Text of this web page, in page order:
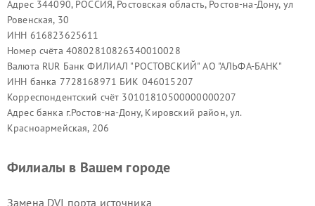
Адрес 344090, РОССИЯ, Ростовская область, Ростов-на-Дону, ул
Ровенская, 30
ИНН 616823625611
Номер счёта 40802810826340010028
Валюта RUR Банк ФИЛИАЛ "РОСТОВСКИЙ" АО "АЛЬФА-БАНК"
ИНН банка 7728168971 БИК 046015207
Корреспондентский счёт 30101810500000000207
Адрес банка г.Ростов-на-Дону, Кировский район, ул.
Красноармейская, 206
Филиалы в Вашем городе
Замена DVI порта источника